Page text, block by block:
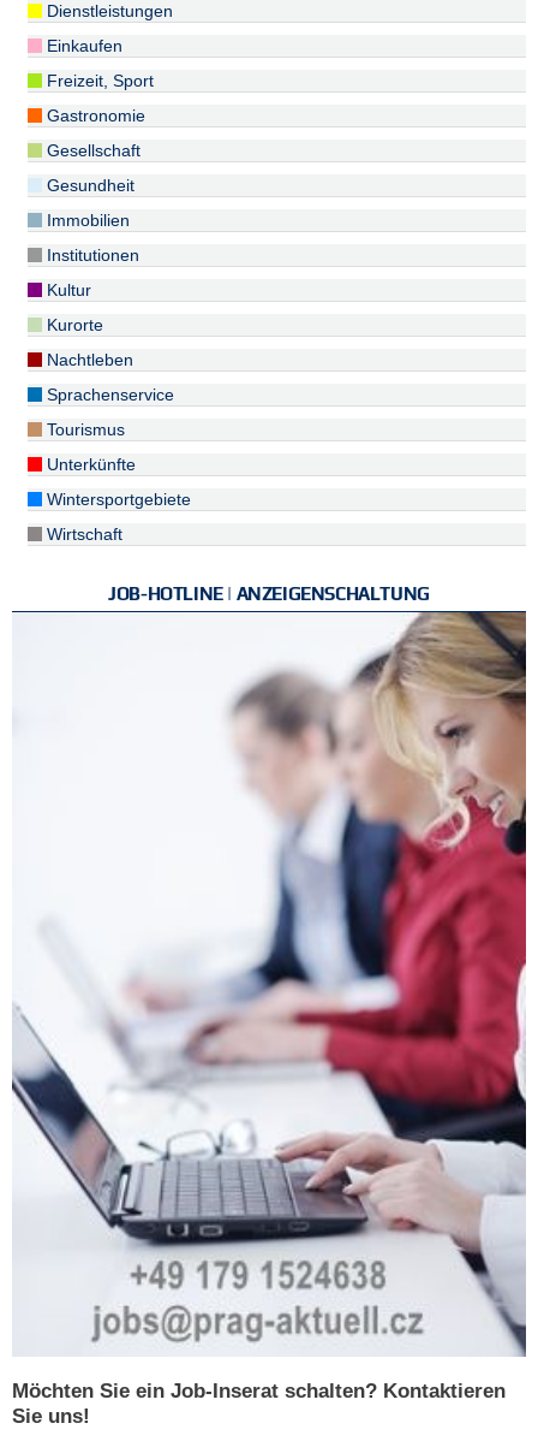
Dienstleistungen
Einkaufen
Freizeit, Sport
Gastronomie
Gesellschaft
Gesundheit
Immobilien
Institutionen
Kultur
Kurorte
Nachtleben
Sprachenservice
Tourismus
Unterkünfte
Wintersportgebiete
Wirtschaft
JOB-HOTLINE | ANZEIGENSCHALTUNG
Möchten Sie ein Job-Inserat schalten? Kontaktieren
Sie uns!